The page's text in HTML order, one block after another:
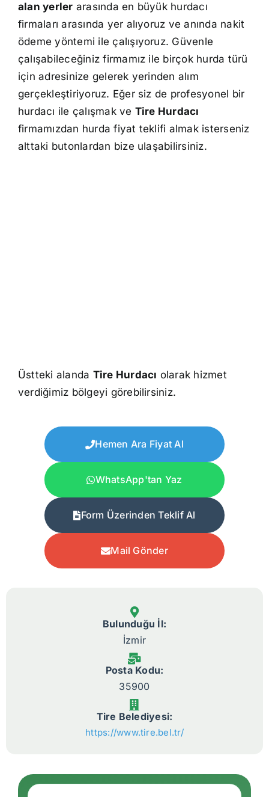
alan yerler arasında en büyük hurdacı
firmaları arasında yer alıyoruz ve anında nakit
ödeme yöntemi ile çalışıyoruz. Güvenle
çalışabileceğiniz firmamız ile birçok hurda türü
için adresinize gelerek yerinden alım
gerçekleştiriyoruz. Eğer siz de profesyonel bir
hurdacı ile çalışmak ve Tire Hurdacı
firmamızdan hurda fiyat teklifi almak isterseniz
alttaki butonlardan bize ulaşabilirsiniz.
Üstteki alanda Tire Hurdacı olarak hizmet
verdiğimiz bölgeyi görebilirsiniz.
Hemen Ara Fiyat Al
WhatsApp'tan Yaz
Form Üzerinden Teklif Al
Mail Gönder
Bulunduğu İl:
İzmir
Posta Kodu:
35900
Tire Belediyesi:
https://www.tire.bel.tr/